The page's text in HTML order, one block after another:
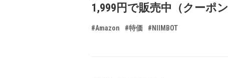
1,999円で販売中（クーポン
#Amazon #特価 #NIIMBOT